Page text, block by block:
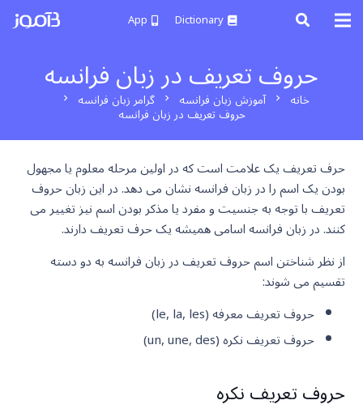
Dictionary
App
حروف تعریف در زبان فرانسه
خانه chevron_right آموزش زبان فرانسه chevron_right گرامر زبان فرانسه chevron_right
حروف تعریف در زبان فرانسه
حرف تعریف یک علامت است که در اولین مرحله معلوم یا مجهول
بودن یک اسم را در زبان فرانسه نشان می دهد. در این زبان حروف
تعریف با توجه به جنسیت و مفرد یا مذکر بودن اسم نیز تغییر می
کنند. در زبان فرانسه اسامی همیشه یک حرف تعریف دارند.
از نظر شناختن اسم حروف تعریف در زبان فرانسه به دو دسته
تقسیم می شوند:
حروف تعریف معرفه (le, la, les)
حروف تعریف نکره (un, une, des)
حروف تعریف نکره